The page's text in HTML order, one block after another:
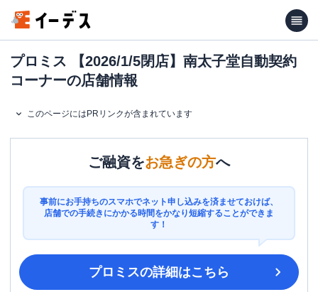
プロミス 【2026/1/5閉店】南太子堂自動契約
コーナーの店舗情報
このページにはPRリンクが含まれています
ご融資をお急ぎの方へ
事前にお手持ちのスマホでネット申し込みを済ませておけば、
店舗での手続きにかかる時間をかなり短縮することができま
す！
プロミスの詳細はこちら